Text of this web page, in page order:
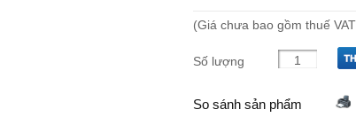
(Giá chưa bao gồm thuế
Số lượng
So sánh sản phẩm